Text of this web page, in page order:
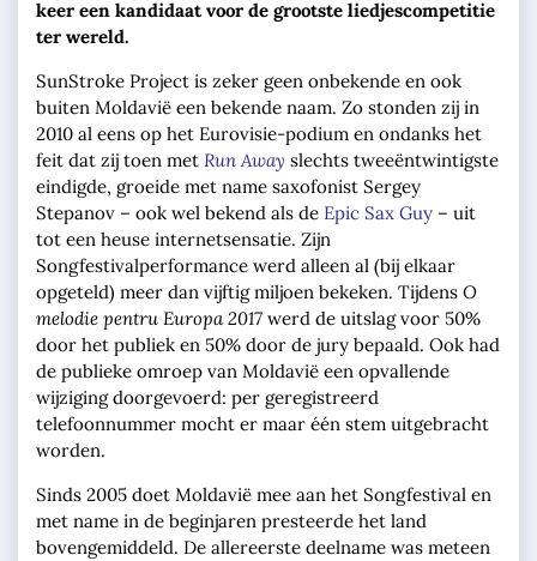
keer een kandidaat voor de grootste liedjescompetitie
ter wereld.
SunStroke Project is zeker geen onbekende en ook
buiten Moldavië een bekende naam. Zo stonden zij in
2010 al eens op het Eurovisie-podium en ondanks het
feit dat zij toen met Run Away slechts tweeëntwintigste
eindigde, groeide met name saxofonist Sergey
Stepanov – ook wel bekend als de Epic Sax Guy – uit
tot een heuse internetsensatie. Zijn
Songfestivalperformance werd alleen al (bij elkaar
opgeteld) meer dan vijftig miljoen bekeken. Tijdens O
melodie pentru Europa 2017 werd de uitslag voor 50%
door het publiek en 50% door de jury bepaald. Ook had
de publieke omroep van Moldavië een opvallende
wijziging doorgevoerd: per geregistreerd
telefoonnummer mocht er maar één stem uitgebracht
worden.
Sinds 2005 doet Moldavië mee aan het Songfestival en
met name in de beginjaren presteerde het land
bovengemiddeld. De allereerste deelname was meteen